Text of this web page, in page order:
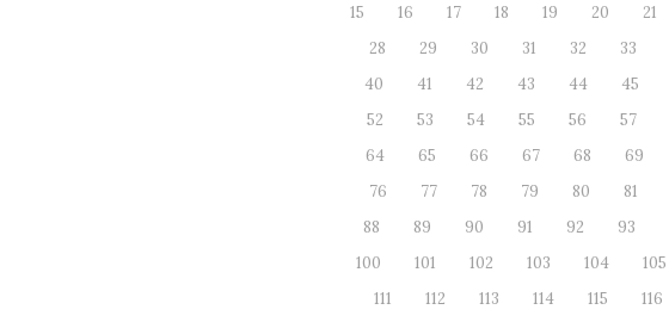
15
16 17 18 19 20 21
28
29 30 31 32 33
40
41 42 43 44 45
52
53 54 55 56 57
64
65 66 67 68 69
76
77 78 79 80 81
88
89 90 91 92 93
100
101 102 103 104 105
111
112 113 114 115 116